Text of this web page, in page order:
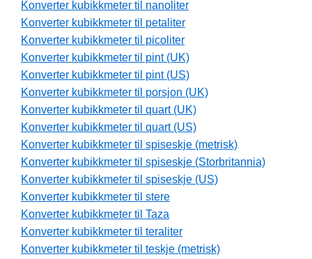
Konverter kubikkmeter til nanoliter
Konverter kubikkmeter til petaliter
Konverter kubikkmeter til picoliter
Konverter kubikkmeter til pint (UK)
Konverter kubikkmeter til pint (US)
Konverter kubikkmeter til porsjon (UK)
Konverter kubikkmeter til quart (UK)
Konverter kubikkmeter til quart (US)
Konverter kubikkmeter til spiseskje (metrisk)
Konverter kubikkmeter til spiseskje (Storbritannia)
Konverter kubikkmeter til spiseskje (US)
Konverter kubikkmeter til stere
Konverter kubikkmeter til Taza
Konverter kubikkmeter til teraliter
Konverter kubikkmeter til teskje (metrisk)